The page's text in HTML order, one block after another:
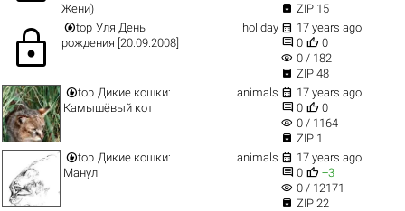
Жени)
 ZIP 15
lock top Уля День
рождения [20.09.2008]
holiday  17 years ago
 0  0
visibility 0 / 182
 ZIP 48
top Дикие кошки:
Камышёвый кот
animals  17 years ago
 0  0
visibility 0 / 1164
 ZIP 1
top Дикие кошки:
Манул
animals  17 years ago
 0  +3
visibility 0 / 12171
 ZIP 22